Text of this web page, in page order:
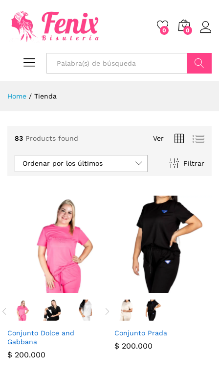
0 0
Home / Tienda
83 Products found Ver
Filtrar
Ordenar por los últimos
Conjunto Dolce and
Gabbana
$ 200.000
Conjunto Prada
$ 200.000